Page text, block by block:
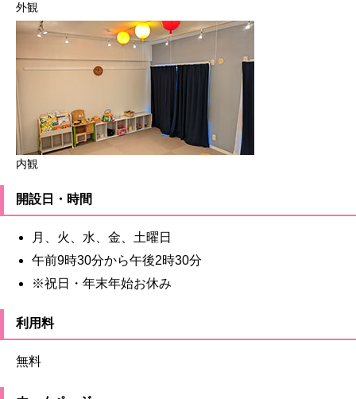
外観
内観
開設日・時間
月、火、水、金、土曜日
午前9時30分から午後2時30分
※祝日・年末年始お休み
利用料
無料